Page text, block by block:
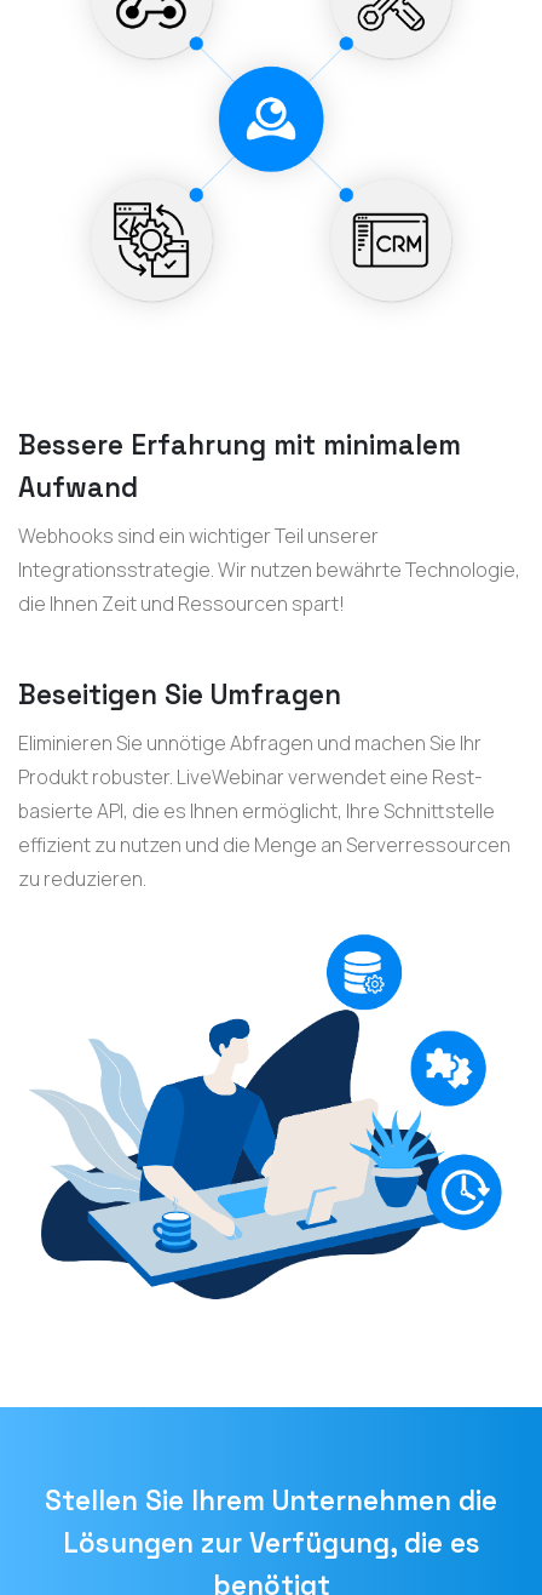
Bessere Erfahrung mit minimalem
Aufwand
Webhooks sind ein wichtiger Teil unserer
Integrationsstrategie. Wir nutzen bewährte Technologie,
die Ihnen Zeit und Ressourcen spart!
Beseitigen Sie Umfragen
Eliminieren Sie unnötige Abfragen und machen Sie Ihr
Produkt robuster. LiveWebinar verwendet eine Rest-
basierte API, die es Ihnen ermöglicht, Ihre Schnittstelle
effizient zu nutzen und die Menge an Serverressourcen
zu reduzieren.
Stellen Sie Ihrem Unternehmen die
Lösungen zur Verfügung, die es
benötigt